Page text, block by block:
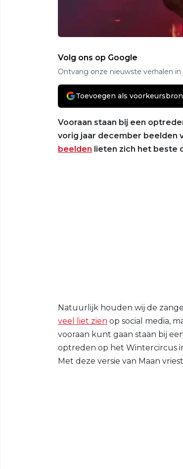
Volg ons op Google
Ontvang onze nieuwste verhalen
Toevoegen als
Vooraan staan bij een
vorig jaar december beelden
beelden lieten zich het beste
Natuurlijk houden wij de
veel liet zien op social media,
vooraan kunt gaan staan bij
optreden op het Wintercircus
Met deze versie van Maan